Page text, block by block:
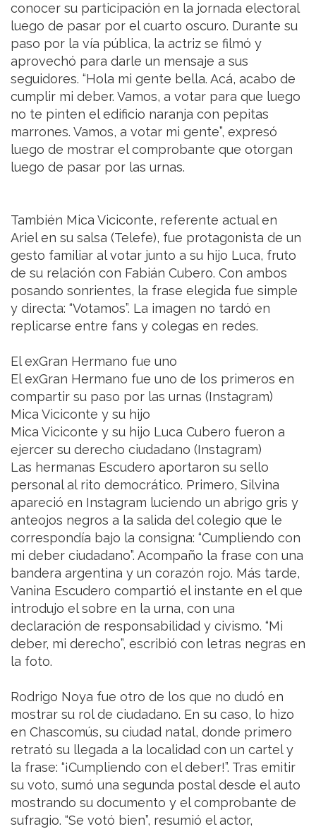
conocer su participación en la jornada electoral
luego de pasar por el cuarto oscuro. Durante su
paso por la vía pública, la actriz se filmó y
aprovechó para darle un mensaje a sus
seguidores. “Hola mi gente bella. Acá, acabo de
cumplir mi deber. Vamos, a votar para que luego
no te pinten el edificio naranja con pepitas
marrones. Vamos, a votar mi gente”, expresó
luego de mostrar el comprobante que otorgan
luego de pasar por las urnas.
También Mica Viciconte, referente actual en
Ariel en su salsa (Telefe), fue protagonista de un
gesto familiar al votar junto a su hijo Luca, fruto
de su relación con Fabián Cubero. Con ambos
posando sonrientes, la frase elegida fue simple
y directa: “Votamos”. La imagen no tardó en
replicarse entre fans y colegas en redes.
El exGran Hermano fue uno
El exGran Hermano fue uno de los primeros en
compartir su paso por las urnas (Instagram)
Mica Viciconte y su hijo
Mica Viciconte y su hijo Luca Cubero fueron a
ejercer su derecho ciudadano (Instagram)
Las hermanas Escudero aportaron su sello
personal al rito democrático. Primero, Silvina
apareció en Instagram luciendo un abrigo gris y
anteojos negros a la salida del colegio que le
correspondía bajo la consigna: “Cumpliendo con
mi deber ciudadano”. Acompaño la frase con una
bandera argentina y un corazón rojo. Más tarde,
Vanina Escudero compartió el instante en el que
introdujo el sobre en la urna, con una
declaración de responsabilidad y civismo. “Mi
deber, mi derecho”, escribió con letras negras en
la foto.
Rodrigo Noya fue otro de los que no dudó en
mostrar su rol de ciudadano. En su caso, lo hizo
en Chascomús, su ciudad natal, donde primero
retrató su llegada a la localidad con un cartel y
la frase: “¡Cumpliendo con el deber!”. Tras emitir
su voto, sumó una segunda postal desde el auto
mostrando su documento y el comprobante de
sufragio. “Se votó bien”, resumió el actor,